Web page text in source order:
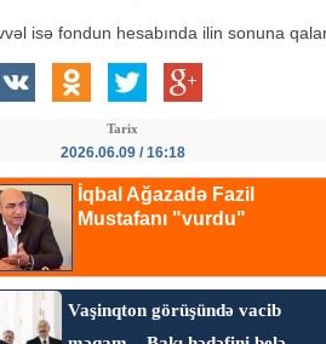
isə fondun hesabında ilin sonuna
Tarix
2026.06.09 / 16:18